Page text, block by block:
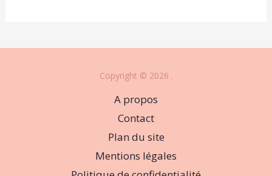
Copyright © 2026 .
A propos
Contact
Plan du site
Mentions légales